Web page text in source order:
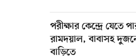
পরীক্ষার কেন্দ্রে যেতে
রামদয়াল, বাবাসহ
বাড়িতে